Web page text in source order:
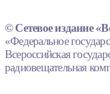
© Сетевое издание
«Федеральное
Всероссийская
радиовещательная